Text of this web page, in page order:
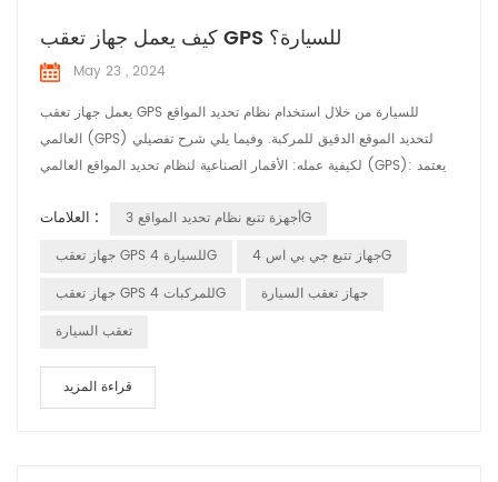
كيف يعمل جهاز تعقب GPS للسيارة؟
May 23 , 2024
يعمل جهاز تعقب GPS للسيارة من خلال استخدام نظام تحديد المواقع
العالمي (GPS) لتحديد الموقع الدقيق للمركبة. وفيما يلي شرح تفصيلي
لكيفية عمله: الأقمار الصناعية لنظام تحديد المواقع العالمي (GPS): يعتمد
الأقمار الصناعية بإرسال إشارات بشكل مستمر تتضمن موقعها والوقت
المحدد لإرسال الإشارة. استقبال الإشارات: يستقبل جهاز تعقب GPS المثبت
العلامات :
أجهزة تتبع نظام تحديد المواقع 3G
جهاز تعقب GPS للسيارة 4G
جهاز تتبع جي بي اس 4G
جهاز تعقب GPS للمركبات 4G
جهاز تعقب السيارة
تعقب السيارة
قراءة المزيد